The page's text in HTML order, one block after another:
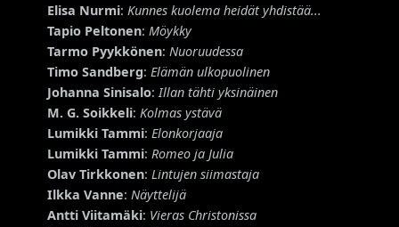
Elisa Nurmi: Kunnes kuolema heidät yhdistää...
Tapio Peltonen: Möykky
Tarmo Pyykkönen: Nuoruudessa
Timo Sandberg: Elämän ulkopuolinen
Johanna Sinisalo: Illan tähti yksinäinen
M. G. Soikkeli: Kolmas ystävä
Lumikki Tammi: Elonkorjaaja
Lumikki Tammi: Romeo ja Julia
Olav Tirkkonen: Lintujen siimastaja
Ilkka Vanne: Näyttelijä
Antti Viitamäki: Vieras Christonissa